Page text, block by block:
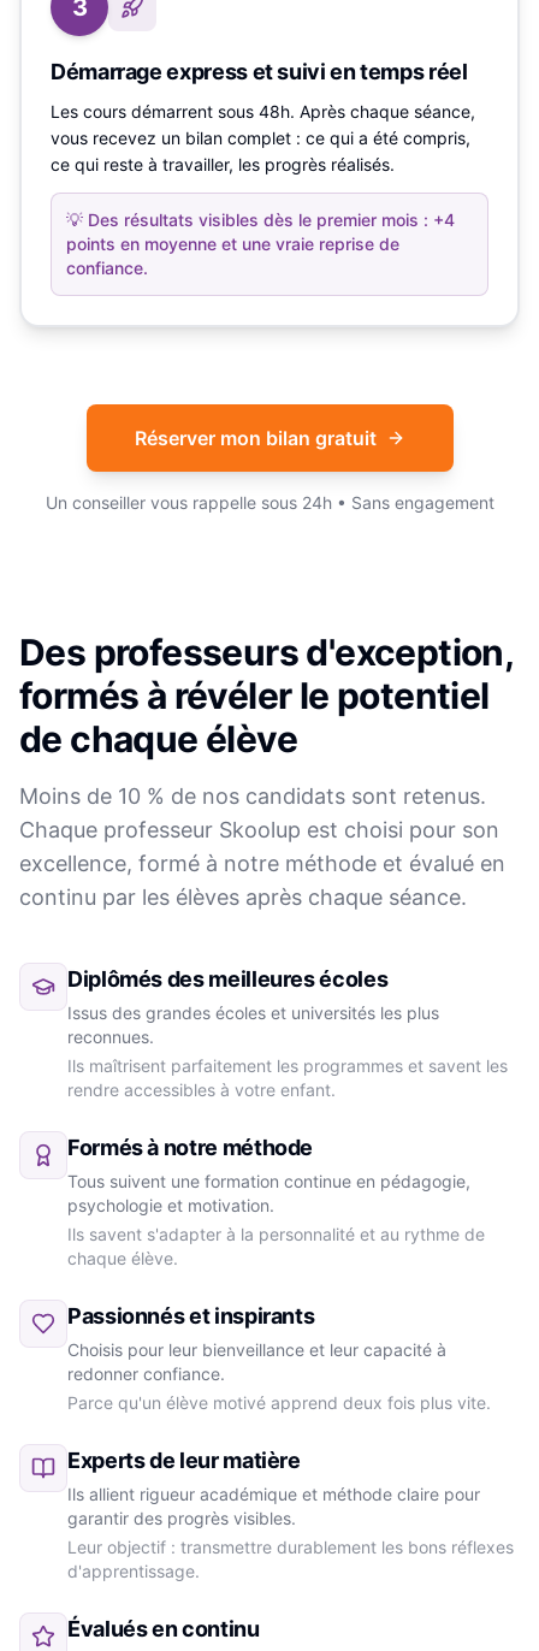
3
Démarrage express et suivi en temps réel
Les cours démarrent sous 48h. Après chaque séance,
vous recevez un bilan complet : ce qui a été compris,
ce qui reste à travailler, les progrès réalisés.
💡 Des résultats visibles dès le premier mois : +4
points en moyenne et une vraie reprise de
confiance.
Réserver mon bilan gratuit
Un conseiller vous rappelle sous 24h • Sans engagement
Des professeurs d'exception,
formés à révéler le potentiel
de chaque élève
Moins de 10 % de nos candidats sont retenus.
Chaque professeur Skoolup est choisi pour son
excellence, formé à notre méthode et évalué en
continu par les élèves après chaque séance.
Diplômés des meilleures écoles
Issus des grandes écoles et universités les plus
reconnues.
Ils maîtrisent parfaitement les programmes et savent les
rendre accessibles à votre enfant.
Formés à notre méthode
Tous suivent une formation continue en pédagogie,
psychologie et motivation.
Ils savent s'adapter à la personnalité et au rythme de
chaque élève.
Passionnés et inspirants
Choisis pour leur bienveillance et leur capacité à
redonner confiance.
Parce qu'un élève motivé apprend deux fois plus vite.
Experts de leur matière
Ils allient rigueur académique et méthode claire pour
garantir des progrès visibles.
Leur objectif : transmettre durablement les bons réflexes
d'apprentissage.
Évalués en continu